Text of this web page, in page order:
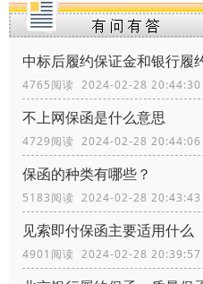
中标后履约保证金和银行履
4765阅读 2024-02-28 20:44:30
不上网保函是什么意思
4729阅读 2024-02-28 20:44:06
保函的种类有哪些？
5183阅读 2024-02-28 20:43:43
见索即付保函主要适用什么
4901阅读 2024-02-28 20:39:57